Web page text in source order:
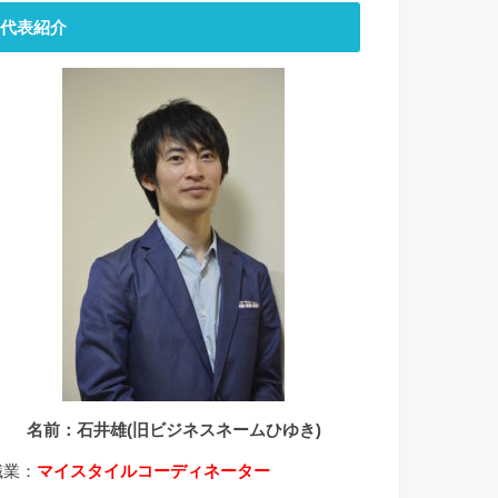
代表紹介
名前：石井雄(旧ビジネスネームひゆき)
： マイスタイルコーディネーター